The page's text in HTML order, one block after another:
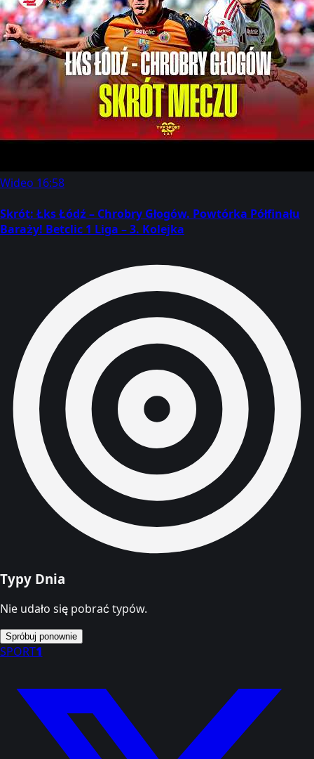
Wideo 16:58
Skrót: Łks Łódź – Chrobry Głogów. Powtórka Półfinału
Baraży! Betclic 1 Liga – 3. Kolejka
Typy Dnia
Nie udało się pobrać typów.
Spróbuj ponownie
SPORT1